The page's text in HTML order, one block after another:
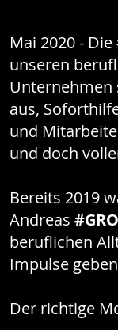
Mai 2020 -
unseren
Unternehmen
aus,
und
und doch
Bereits 2019
Andreas
beruflichen
Impulse
Der richtige